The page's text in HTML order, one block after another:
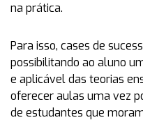
na prática.
Para isso, cases de
possibilitando ao aluno
e aplicável das teorias
oferecer aulas uma vez
de estudantes que